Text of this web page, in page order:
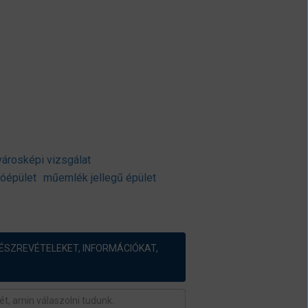
vizsgálat
műemlék jellegű épület
INFORMÁCIÓKAT,